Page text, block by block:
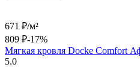
671 ₽/м²
809 ₽-17%
Мягкая кровля Docke Сomfort
5.0